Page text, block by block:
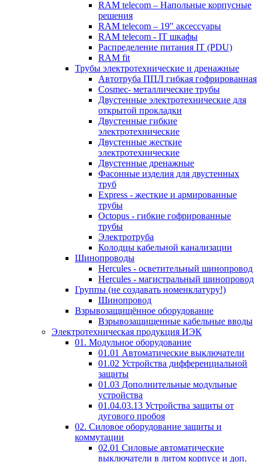
RAM telecom – Напольные корпусные
решения
RAM telecom – 19" аксессуары
RAM telecom - IT шкафы
Распределение питания IT (PDU)
RAM fit
Трубы электротехнические и дренажные
Автотруба ППЛ гибкая гофрированная
Cosmec- металлические трубы
Двустенные электротехнические для
открытой прокладки
Двустенные гибкие
электротехнические
Двустенные жесткие
электротехнические
Двустенные дренажные
Фасонные изделия для двустенных
труб
Express - жесткие и армированные
трубы
Octopus - гибкие гофрированные
трубы
Электротруба
Колодцы кабельной канализации
Шинопроводы
Hercules - осветительный шинопровод
Hercules - магистральный шинопровод
Группы (не создавать номенклатуру!)
Шинопровод
Взрывозащищённое оборудование
Взрывозащищенные кабельные вводы
Электротехническая продукция ИЭК
01. Модульное оборудование
01.01 Автоматические выключатели
01.02 Устройства дифференциальной
защиты
01.03 Дополнительные модульные
устройства
01.04.03.13 Устройства защиты от
дугового пробоя
02. Силовое оборудование защиты и
коммутации
02.01 Силовые автоматические
выключатели в литом корпусе и доп.